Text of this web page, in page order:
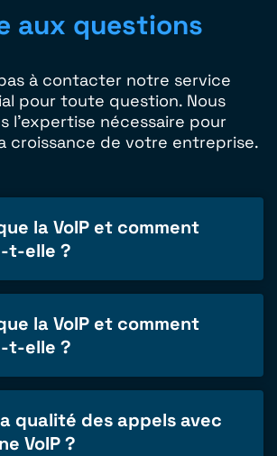
Română
aux questions
à contacter notre service
pour toute question. Nous
l'expertise nécessaire pour
croissance de votre entreprise.
la VoIP et comment
t-elle ?
la VoIP et comment
t-elle ?
qualité des appels avec
VoIP ?